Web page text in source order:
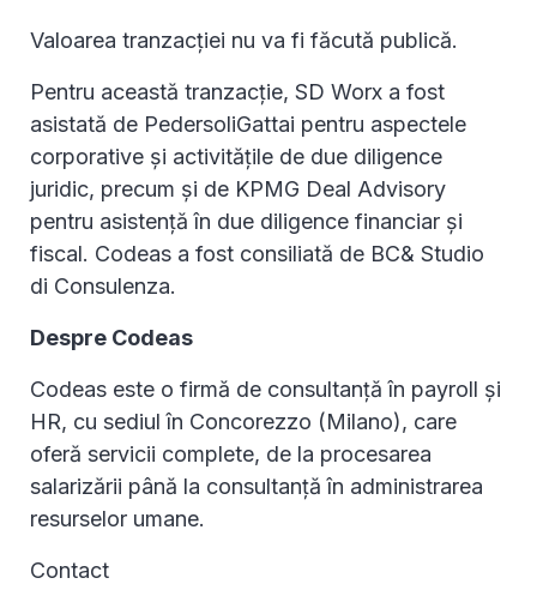
Valoarea tranzacției nu va fi făcută publică.
Pentru această tranzacție, SD Worx a fost
asistată de PedersoliGattai pentru aspectele
corporative și activitățile de due diligence
juridic, precum și de KPMG Deal Advisory
pentru asistență în due diligence financiar și
fiscal. Codeas a fost consiliată de BC& Studio
di Consulenza.
Despre Codeas
Codeas este o firmă de consultanță în payroll și
HR, cu sediul în Concorezzo (Milano), care
oferă servicii complete, de la procesarea
salarizării până la consultanță în administrarea
resurselor umane.
Contact